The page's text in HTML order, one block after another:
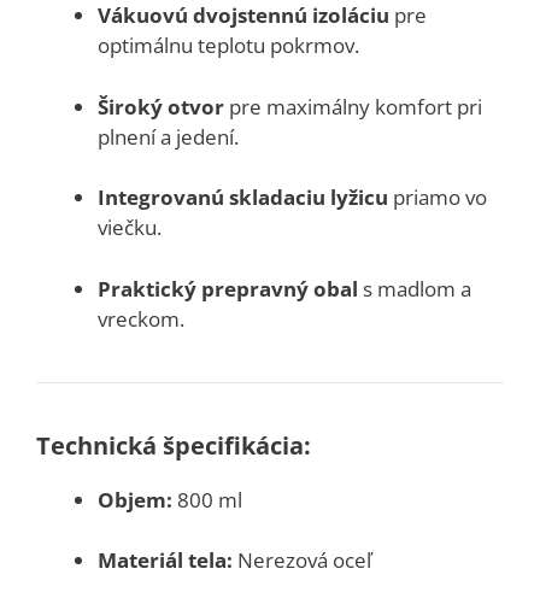
Vákuovú dvojstennú izoláciu pre
optimálnu teplotu pokrmov.
Široký otvor pre maximálny komfort pri
plnení a jedení.
Integrovanú skladaciu lyžicu priamo vo
viečku.
Praktický prepravný obal s madlom a
vreckom.
Technická špecifikácia:
Objem: 800 ml
Materiál tela: Nerezová oceľ